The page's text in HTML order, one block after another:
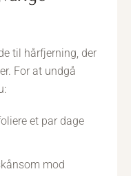
til hårfjerning, der
For at undgå
et par dage
mod